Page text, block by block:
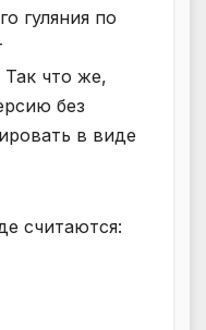
гуляния по
что же,
без
в виде
считаются: